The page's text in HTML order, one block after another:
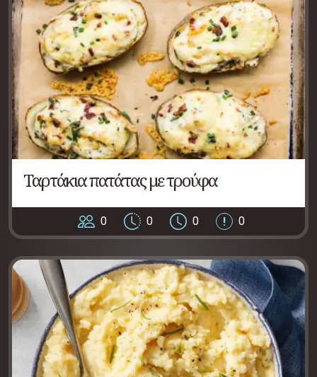
Ταρτάκια πατάτας με τρούφα
0 0 0 0